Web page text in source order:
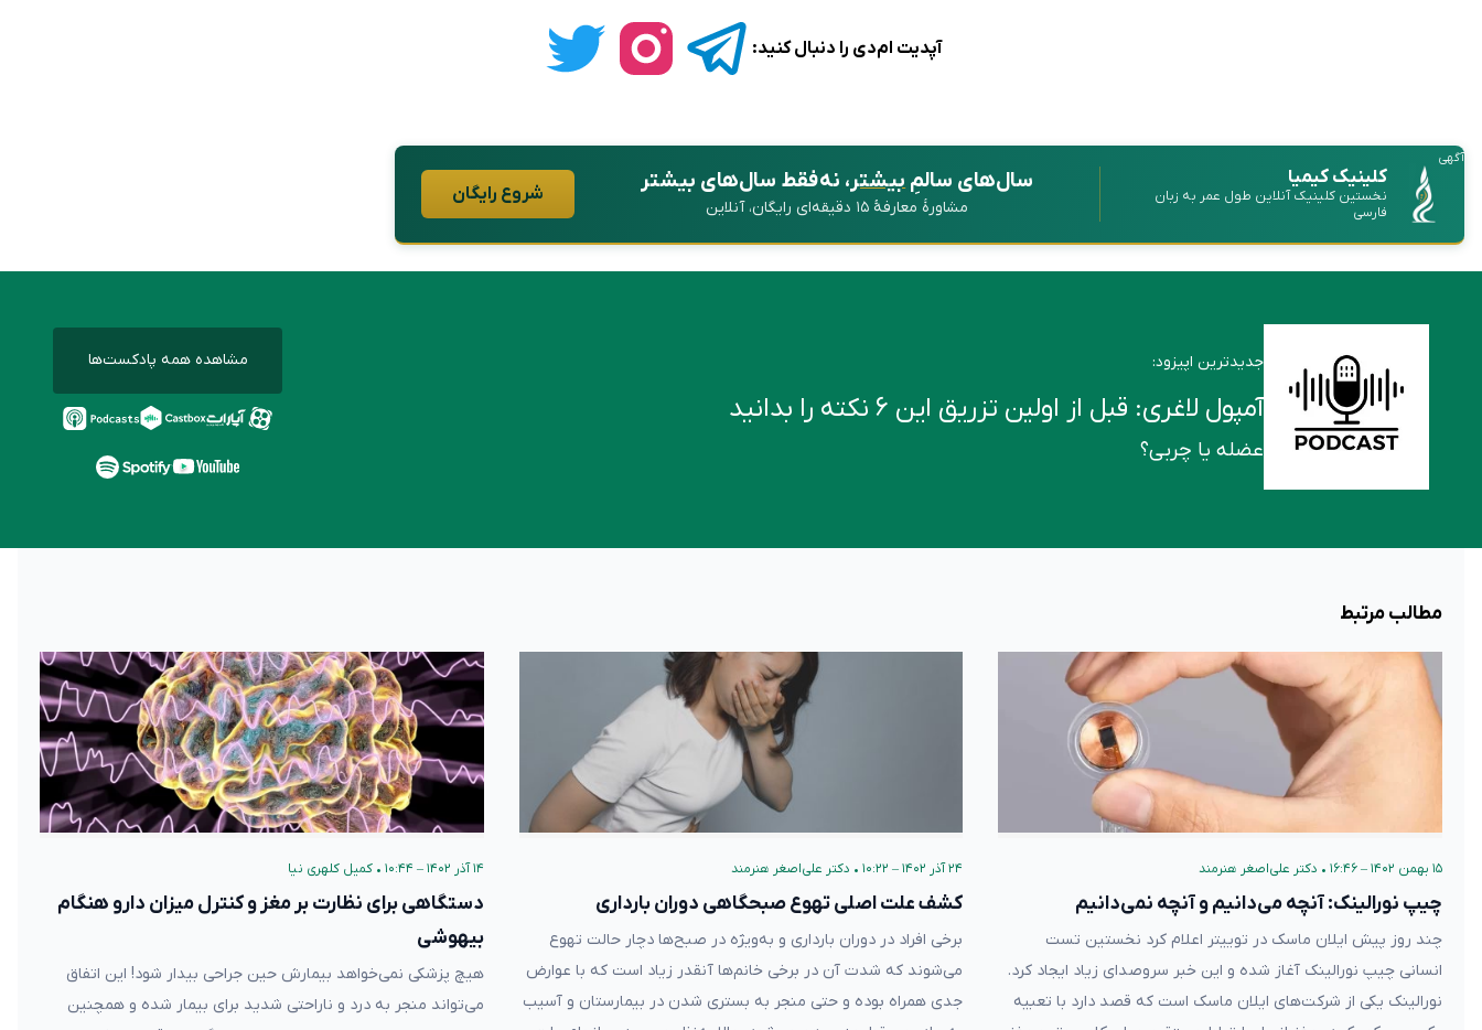
آپدیت ام‌دی را دنبال کنید:
آگهی
کلینیک کیمیا
نخستین کلینیک آنلاین طول عمر به زبان
فارسی
سال‌های سالمِبیشتر، نه فقط سال‌های بیشتر
مشاورهٔ معارفهٔ ۱۵ دقیقه‌ای رایگان، آنلاین
شروع رایگان
جدیدترین اپیزود:
آمپول لاغری: قبل از اولین تزریق این ۶ نکته را بدانید
عضله یا چربی؟
مشاهده همه پادکست‌ها
مطالب مرتبط
۱۵ بهمن ۱۴۰۲ – ۱۶:۴۶ • دکتر علی‌اصغر هنرمند
چیپ نورالینک: آنچه می‌دانیم و آنچه نمی‌دانیم
چند روز پیش ایلان ماسک در توییتر اعلام کرد نخستین تست
انسانی چیپ نورالینک آغاز شده و این خبر سروصدای زیاد ایجاد کرد.
نورالینک یکی از شرکت‌های ایلان ماسک است که قصد دارد با تعبیه
۲۴ آذر ۱۴۰۲ – ۱۰:۲۲ • دکتر علی‌اصغر هنرمند
کشف علت اصلی تهوع صبحگاهی دوران بارداری
برخی افراد در دوران بارداری و به‌ویژه در صبح‌ها دچار حالت تهوع
می‌شوند که شدت آن در برخی خانم‌ها آنقدر زیاد است که با عوارض
جدی همراه بوده و حتی منجر به بستری شدن در بیمارستان و آسیب
۱۴ آذر ۱۴۰۲ – ۱۰:۴۴ •کمیل کلهری نیا
دستگاهی برای نظارت بر مغز و کنترل میزان دارو هنگام
بیهوشی
هیچ پزشکی نمی‌خواهد بیمارش حین جراحی بیدار شود! این اتفاق
می‌تواند منجر به درد و ناراحتی شدید برای بیمار شده و همچنین